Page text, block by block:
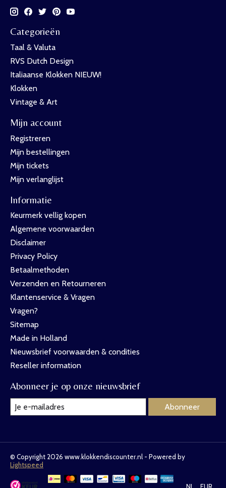
Categorieën
Taal & Valuta
RVS Dutch Design
Italiaanse Klokken NIEUW!
Klokken
Vintage & Art
Mijn account
Registreren
Mijn bestellingen
Mijn tickets
Mijn verlanglijst
Informatie
Keurmerk vellig kopen
Algemene voorwaarden
Disclaimer
Privacy Policy
Betaalmethoden
Verzenden en Retourneren
Klantenservice & Vragen
Vragen?
Sitemap
Made in Holland
Nieuwsbrief voorwaarden & condities
Reseller information
Abonneer je op onze nieuwsbrief
Abonneer
© Copyright 2026 www.klokkendiscounter.nl - Powered by
Lightspeed
NL EUR